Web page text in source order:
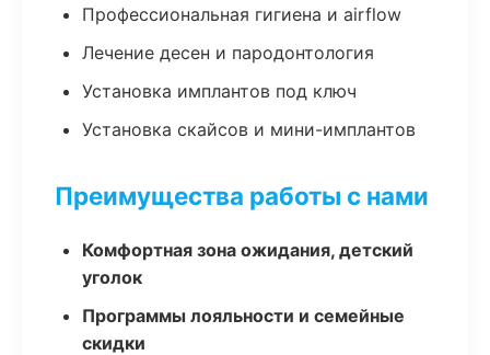
Профессиональная гигиена и airflow
Лечение десен и пародонтология
Установка имплантов под ключ
Установка скайсов и мини-имплантов
Преимущества работы с нами
Комфортная зона ожидания, детский
уголок
Программы лояльности и семейные
скидки